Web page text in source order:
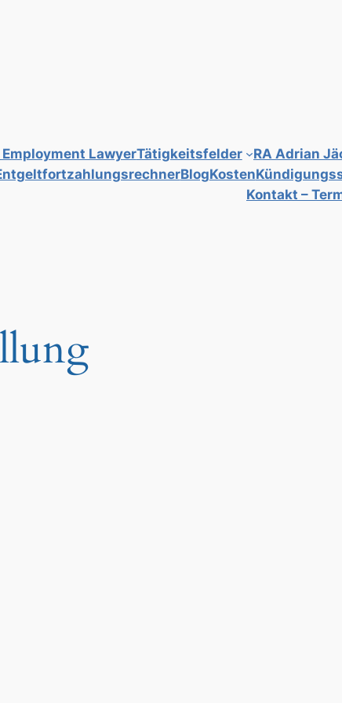
LawyerTätigkeitsfelder RA Adrian
BlogKosten
Kontakt –